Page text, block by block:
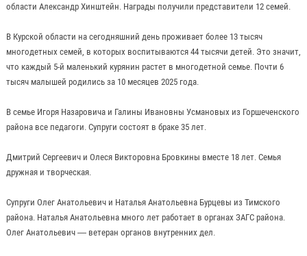
области Александр Хинштейн. Награды получили представители 12 семей.
В Курской области на сегодняшний день проживает более 13 тысяч
многодетных семей, в которых воспитываются 44 тысячи детей. Это значит,
что каждый 5-й маленький курянин растет в многодетной семье. Почти 6
тысяч малышей родились за 10 месяцев 2025 года.
В семье Игоря Назаровича и Галины Ивановны Усмановых из Горшеченского
района все педагоги. Супруги состоят в браке 35 лет.
Дмитрий Сергеевич и Олеся Викторовна Бровкины вместе 18 лет. Семья
дружная и творческая.
Супруги Олег Анатольевич и Наталья Анатольевна Бурцевы из Тимского
района. Наталья Анатольевна много лет работает в органах ЗАГС района.
Олег Анатольевич — ветеран органов внутренних дел.